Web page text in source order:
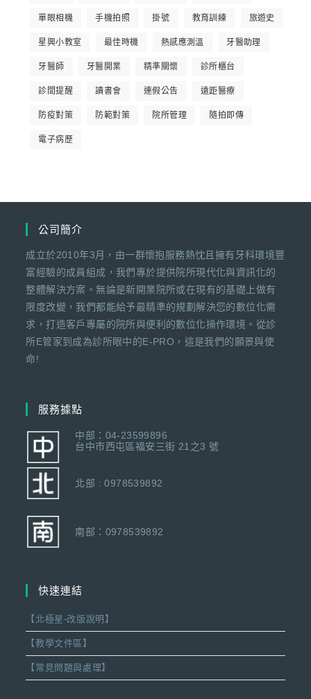
單眼相機 手機拍照 掛號 教育訓練 旅遊史
星興小教室 最佳時機 熱感應測溫 牙醫助理
牙醫師 牙醫開業 精準關懷 診所櫃台
診間提醒 讀書會 連假公告 遠距醫療
防疫對策 防範對策 院所管理 隨拍即傳
電子病歷
公司簡介
成立於2010年3月，由一群懷抱服務熱忱且擁有牙科環境豐
富經驗的成員組成，我們專於提供院所現代化與資訊化的
整體解決方案。無論是新開業院所或在現有的基礎上做有
限度改變，我們都能給予最精準的規劃解決您的數位化需
求，打造客戶專屬的院所與便利的數位化操作環境。從診
所E管家到成為診所眼中的E-PRO，這是我們的願景與使
命!
服務據點
中部：04-23599896
台中市西屯區福安三街 21之3 號
北部 : 0978539892
南部：0978539892
快速連結
【北極星-改版說明】
【教學文件區】
【常見問題與處理】